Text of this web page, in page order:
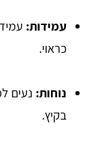
עמידות:
כראוי.
נוחות: נעים
בקיץ.